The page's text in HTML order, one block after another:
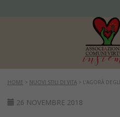
HOME > NUOVI STILI DI VITA > L’AGORÀ
26 NOVEMBRE 2018